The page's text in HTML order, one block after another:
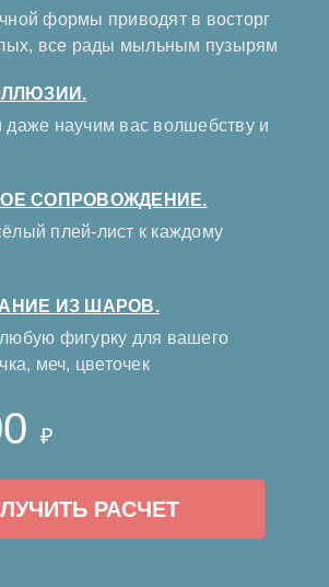
формы приводят в восторг
все рады мыльным пузырям
научим вас волшебству и
СОПРОВОЖДЕНИЕ.
плей-лист к каждому
ИЗ ШАРОВ.
фигурку для вашего
меч, цветочек
₽
РАСЧЕТ